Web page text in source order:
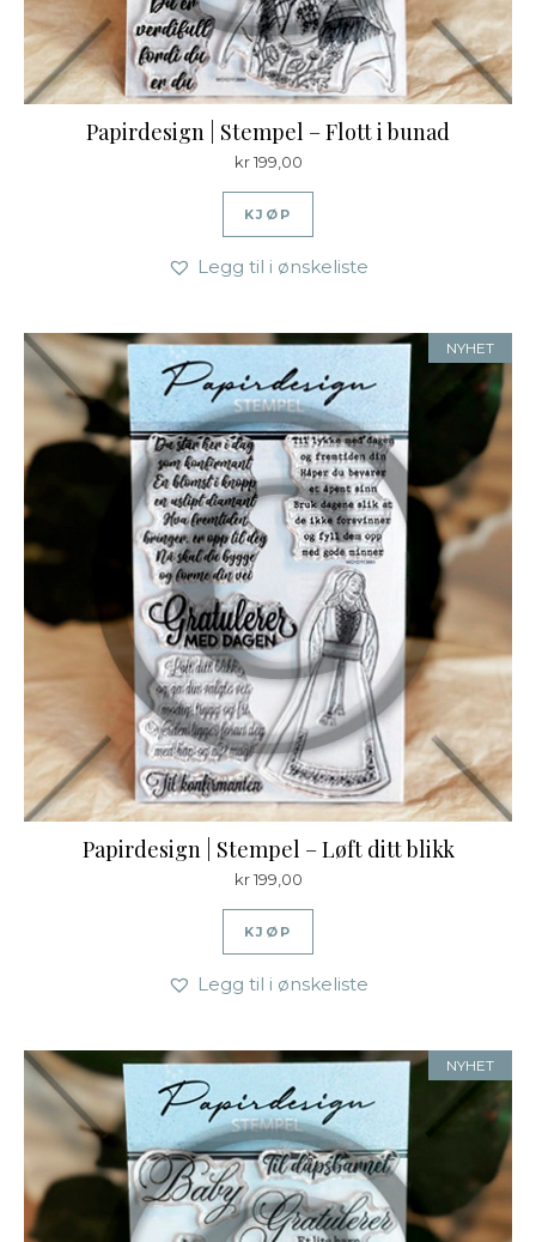
Papirdesign | Stempel – Flott i bunad
kr199,00
KJØP
Legg til i ønskeliste
NYHET
Papirdesign | Stempel – Løft ditt blikk
kr199,00
KJØP
Legg til i ønskeliste
NYHET